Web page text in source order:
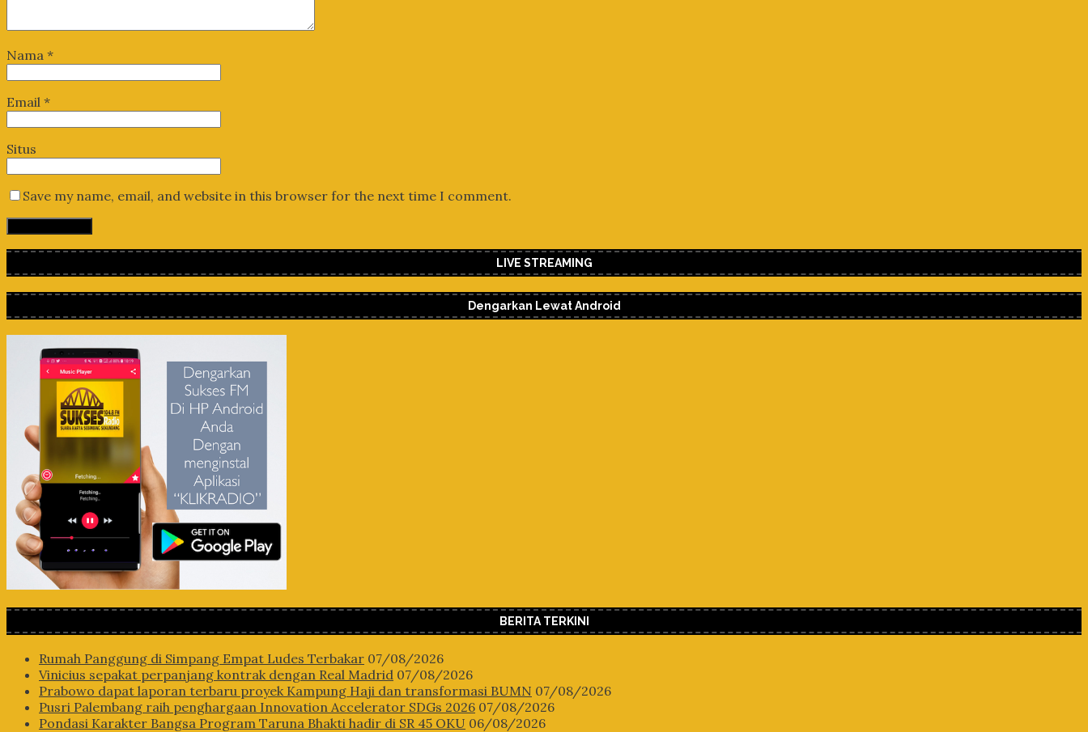
Nama *
Email *
Situs
Save my name, email, and website in this browser for the next time I comment.
LIVE STREAMING
Dengarkan Lewat Android
BERITA TERKINI
Rumah Panggung di Simpang Empat Ludes Terbakar 07/08/2026
Vinicius sepakat perpanjang kontrak dengan Real Madrid 07/08/2026
Prabowo dapat laporan terbaru proyek Kampung Haji dan transformasi BUMN 07/08/2026
Pusri Palembang raih penghargaan Innovation Accelerator SDGs 2026 07/08/2026
Pondasi Karakter Bangsa Program Taruna Bhakti hadir di SR 45 OKU 06/08/2026